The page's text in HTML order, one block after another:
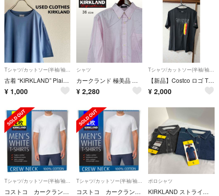
Tシャツ/カットソー(半袖/袖なし)
古着 “KIRKLAND” Plain T-shirt / XXL
¥ 1,000
シャツ
カークランド 極美品 長袖シャツ 形態よし 長綿 ピンク ビッグサイズ 0272
¥ 2,280
Tシャツ/カットソー(半袖/袖なし)
【新品】Costco ロゴ Tシャツ ブラック
¥ 2,000
コストコ カークランド メンズ ホワイトTシャツ Sサイズ 2枚 コストコ カークランド メンズ ホワイトTシャツ Lサイズ 2枚
ポロシャツ
KIRKLAND ストライプ ポロシャツ ダークグレー/ブルー